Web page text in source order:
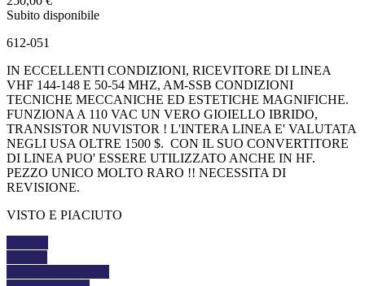
Subito disponibile
612-051
IN ECCELLENTI CONDIZIONI, RICEVITORE DI LINEA
VHF 144-148 E 50-54 MHZ, AM-SSB CONDIZIONI
TECNICHE MECCANICHE ED ESTETICHE MAGNIFICHE.
FUNZIONA A 110 VAC UN VERO GIOIELLO IBRIDO,
TRANSISTOR NUVISTOR ! L'INTERA LINEA E' VALUTATA
NEGLI USA OLTRE 1500 $. CON IL SUO CONVERTITORE
DI LINEA PUO' ESSERE UTILIZZATO ANCHE IN HF.
PEZZO UNICO MOLTO RARO !! NECESSITA DI
REVISIONE.
VISTO E PIACIUTO